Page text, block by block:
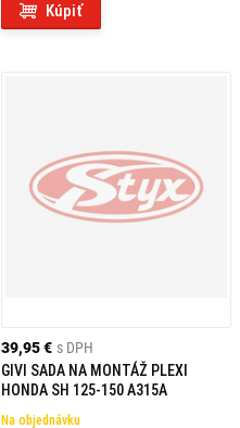
Kúpiť
39,95 € s DPH
GIVI SADA NA MONTÁŽ PLEXI
HONDA SH 125-150 A315A
Na objednávku